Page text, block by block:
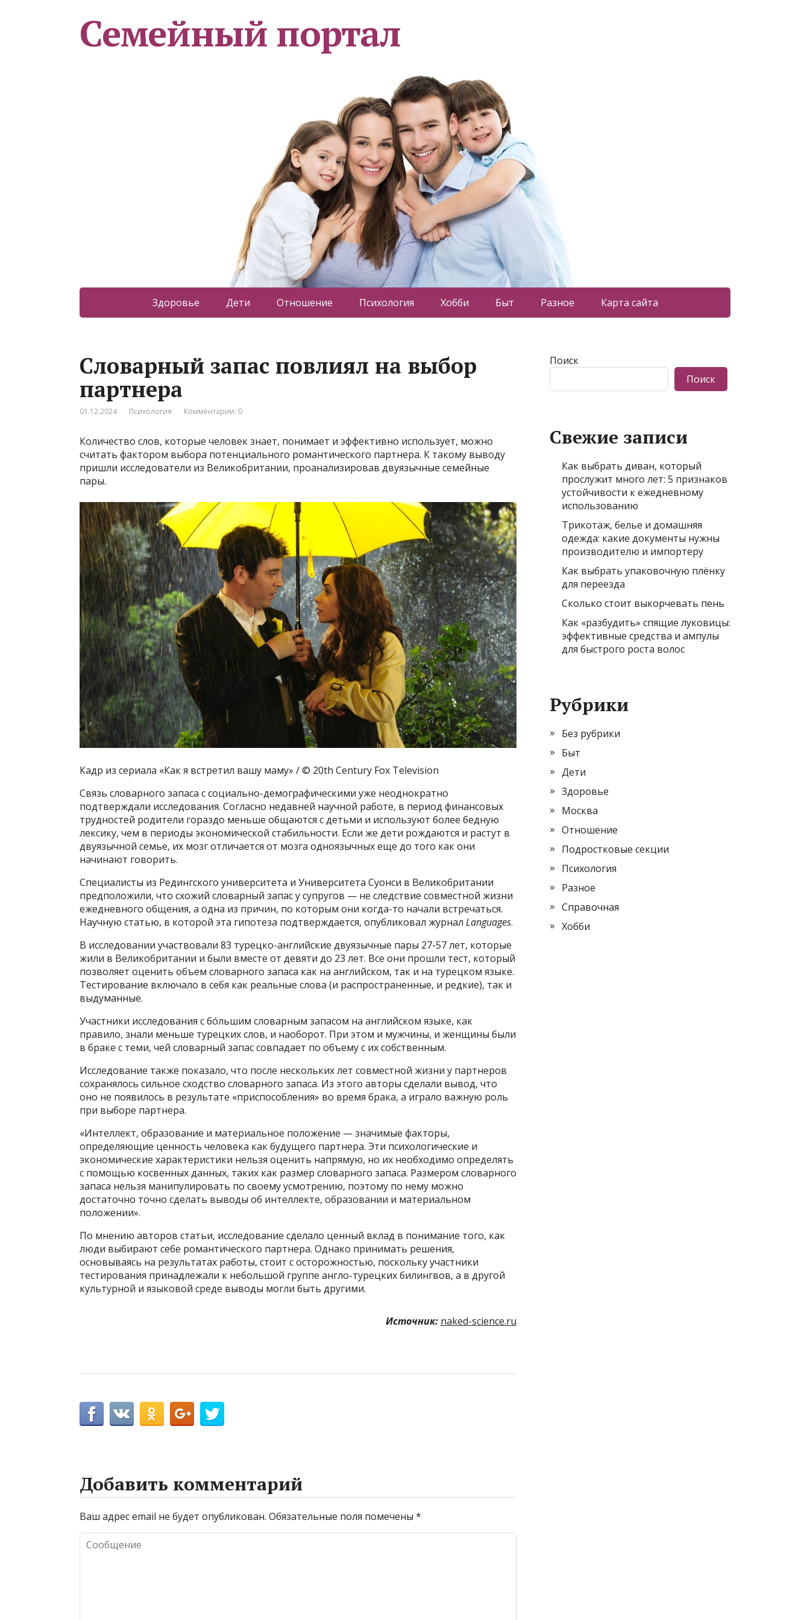
Семейный портал
Здоровье Дети Отношение Психология Хобби Быт Разное Карта сайта
Словарный запас повлиял на выбор
партнера
01.12.2024 Психология Комментарии: 0
Количество слов, которые человек знает, понимает и эффективно использует, можно
считать фактором выбора потенциального романтического партнера. К такому выводу
пришли исследователи из Великобритании, проанализировав двуязычные семейные
пары.
Кадр из сериала «Как я встретил вашу маму» / © 20th Century Fox Television
Связь словарного запаса с социально-демографическими уже неоднократно
подтверждали исследования. Согласно недавней научной работе, в период финансовых
трудностей родители гораздо меньше общаются с детьми и используют более бедную
лексику, чем в периоды экономической стабильности. Если же дети рождаются и растут в
двуязычной семье, их мозг отличается от мозга одноязычных еще до того как они
начинают говорить.
Специалисты из Редингского университета и Университета Суонси в Великобритании
предположили, что схожий словарный запас у супругов — не следствие совместной жизни
ежедневного общения, а одна из причин, по которым они когда-то начали встречаться.
Научную статью, в которой эта гипотеза подтверждается, опубликовал журнал Languages.
В исследовании участвовали 83 турецко-английские двуязычные пары 27-57 лет, которые
жили в Великобритании и были вместе от девяти до 23 лет. Все они прошли тест, который
позволяет оценить объем словарного запаса как на английском, так и на турецком языке.
Тестирование включало в себя как реальные слова (и распространенные, и редкие), так и
выдуманные.
Участники исследования с бóльшим словарным запасом на английском языке, как
правило, знали меньше турецких слов, и наоборот. При этом и мужчины, и женщины были
в браке с теми, чей словарный запас совпадает по объему с их собственным.
Исследование также показало, что после нескольких лет совместной жизни у партнеров
сохранялось сильное сходство словарного запаса. Из этого авторы сделали вывод, что
оно не появилось в результате «приспособления» во время брака, а играло важную роль
при выборе партнера.
«Интеллект, образование и материальное положение — значимые факторы,
определяющие ценность человека как будущего партнера. Эти психологические и
экономические характеристики нельзя оценить напрямую, но их необходимо определять
с помощью косвенных данных, таких как размер словарного запаса. Размером словарного
запаса нельзя манипулировать по своему усмотрению, поэтому по нему можно
достаточно точно сделать выводы об интеллекте, образовании и материальном
положении».
По мнению авторов статьи, исследование сделало ценный вклад в понимание того, как
люди выбирают себе романтического партнера. Однако принимать решения,
основываясь на результатах работы, стоит с осторожностью, поскольку участники
тестирования принадлежали к небольшой группе англо-турецких билингвов, а в другой
культурной и языковой среде выводы могли быть другими.
Источник: naked-science.ru
Добавить комментарий
Ваш адрес email не будет опубликован. Обязательные поля помечены *
Поиск
Поиск
Свежие записи
Как выбрать диван, который
прослужит много лет: 5 признаков
устойчивости к ежедневному
использованию
Трикотаж, белье и домашняя
одежда: какие документы нужны
производителю и импортеру
Как выбрать упаковочную плёнку
для переезда
Сколько стоит выкорчевать пень
Как «разбудить» спящие луковицы:
эффективные средства и ампулы
для быстрого роста волос
Рубрики
Без рубрики
Быт
Дети
Здоровье
Москва
Отношение
Подростковые секции
Психология
Разное
Справочная
Хобби